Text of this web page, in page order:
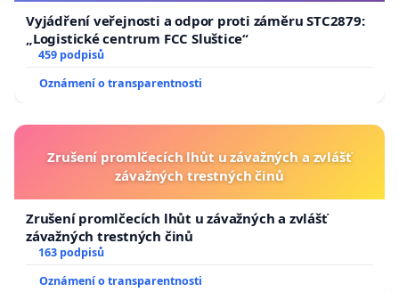
Vyjádření veřejnosti a odpor proti záměru STC2879:
„Logistické centrum FCC Sluštice“
459 podpisů
Oznámení o transparentnosti
Zrušení promlčecích lhůt u závažných a zvlášť
závažných trestných činů
Zrušení promlčecích lhůt u závažných a zvlášť
závažných trestných činů
163 podpisů
Oznámení o transparentnosti